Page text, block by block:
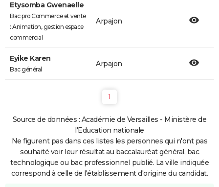
Etysomba Gwenaelle
Bac pro Commerce et vente
: Animation, gestion espace
commercial
Arpajon
Eyike Karen
Bac général
Arpajon
1
Source de données : Académie de Versailles - Ministère de
l'Education nationale
Ne figurent pas dans ces listes les personnes qui n'ont pas
souhaité voir leur résultat au baccalauréat général, bac
technologique ou bac professionnel publié. La ville indiquée
correspond à celle de l'établissement d'origine du candidat.